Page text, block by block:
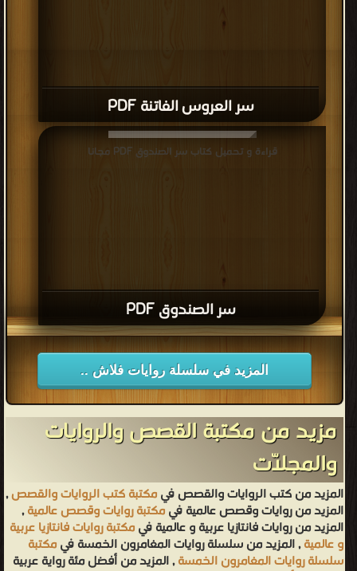
سر العروس الفاتنة PDF
سر الصندوق PDF
قراءة و تحميل كتاب سر الصندوق PDF مجانا
المزيد في سلسلة روايات فلاش ..
مزيد من مكتبة القصص والروايات
والمجلّات
المزيد من كتب الروايات والقصص فيمكتبة كتب الروايات والقصص,
المزيد من روايات وقصص عالمية فيمكتبة روايات وقصص عالمية,
المزيد من روايات فانتازيا عربية و عالمية فيمكتبة روايات فانتازيا عربية
و عالمية, المزيد من سلسلة روايات المغامرون الخمسة فيمكتبة
سلسلة روايات المغامرون الخمسة, المزيد من أفضل مئة رواية عربية